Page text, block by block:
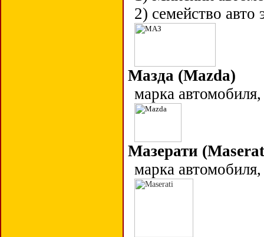
2) семейство авто
Мазда (Mazda)
марка
Мазерати (
марка